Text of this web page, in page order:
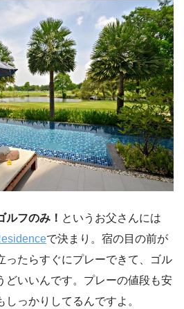
ルフのみ！ というお父さんには
で決まり。宿の目の前が
ったらすぐにプレーできて、ゴル
どいいんです。プレーの値段も安
っかりしてるんですよ。